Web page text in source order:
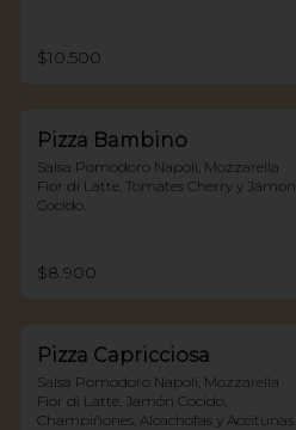
$10.500
Pizza Bambino
Salsa Pomodoro Napoli, Mozzarella
Fior di Latte, Tomates Cherry y Jámon
Cocido.
$8.900
Pizza Capricciosa
Salsa Pomodoro Napoli, Mozzarella
Fior di Latte, Jamón Cocido,
Champiñones, Alcachofas y Aceitunas